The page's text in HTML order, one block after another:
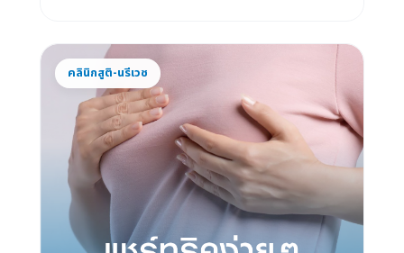
คลินิกสูติ-นรีเวช